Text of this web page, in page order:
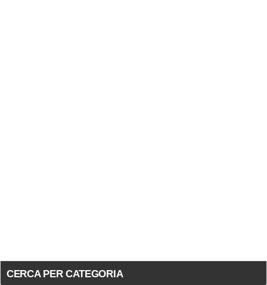
CERCA PER CATEGORIA